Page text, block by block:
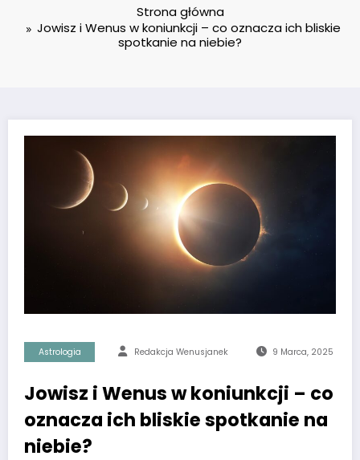
Strona główna
Jowisz i Wenus w koniunkcji – co oznacza ich bliskie
spotkanie na niebie?
Astrologia Redakcja Wenusjanek 9 Marca, 2025
Jowisz i Wenus w koniunkcji – co
oznacza ich bliskie spotkanie na
niebie?